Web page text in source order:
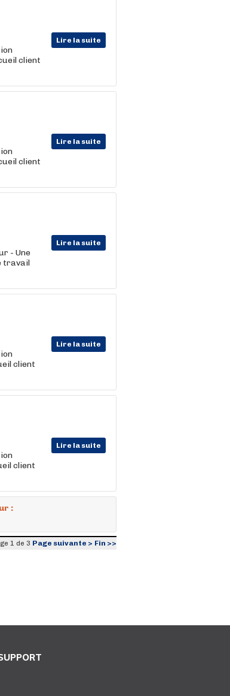
Lire la suite
client
Lire la suite
client
Lire la suite
- Une
travail
Lire la suite
client
Lire la suite
client
:
1 de 3 Page suivante > Fin >>